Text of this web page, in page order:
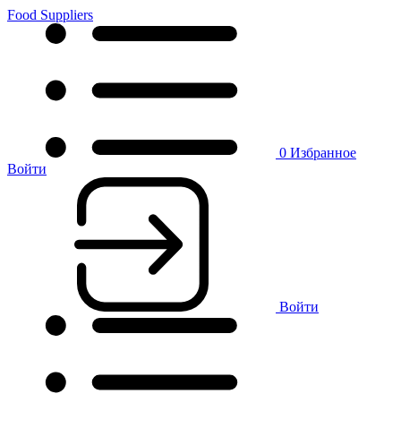
Food Suppliers
0 Избранное
Войти
Войти